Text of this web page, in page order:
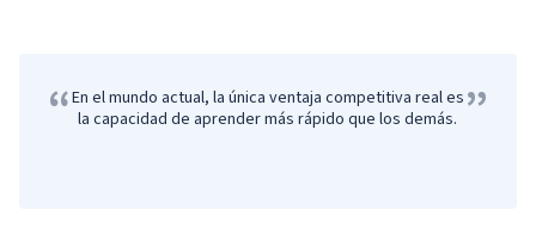
“En el mundo actual, la única ventaja competitiva real es
la capacidad de aprender más rápido que los demás. ”